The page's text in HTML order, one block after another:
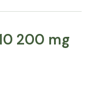
200 mg